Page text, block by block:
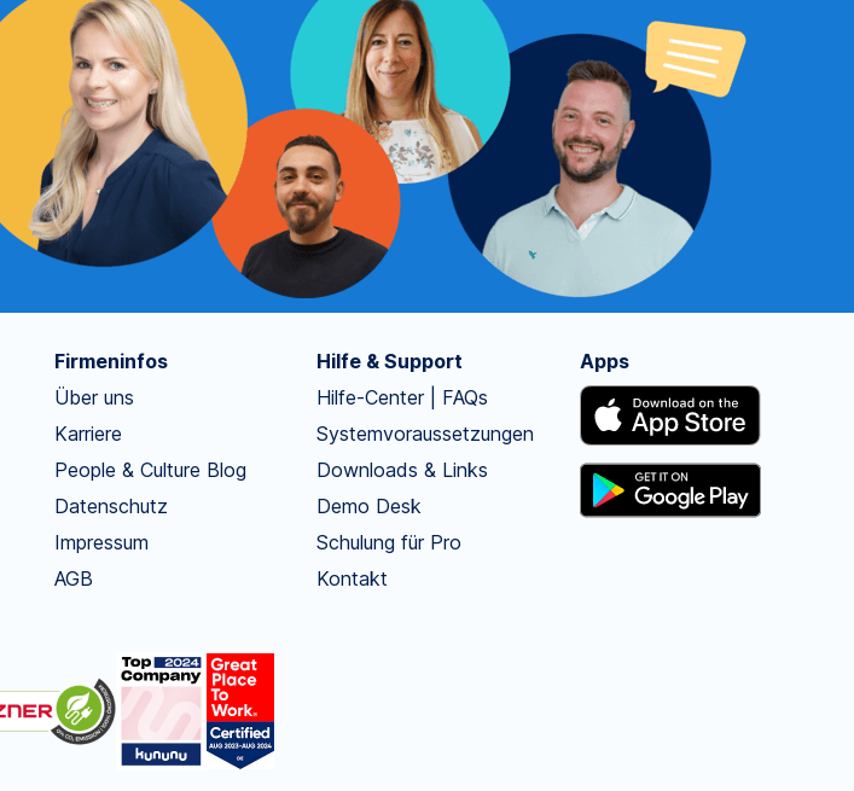
Firmeninfos
Über uns
Karriere
People & Culture Blog
Datenschutz
Impressum
AGB
Hilfe & Support
Hilfe-Center | FAQs
Systemvoraussetzungen
Downloads & Links
Demo Desk
Schulung für Pro
Kontakt
Apps